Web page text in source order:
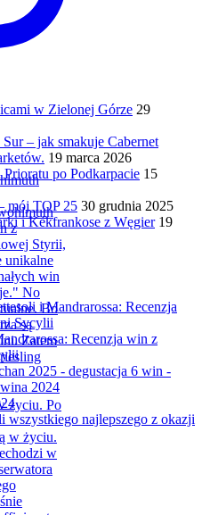
życiu. Po
w Zielonej Górze 29
– jak smakuje Cabernet
19 marca 2026
po Podkarpacie 15
mój TOP 25 30 grudnia 2025
i Kékfrankose z Węgier 19
i Mandrarossa: Recenzja
Sycylii
Recenzja win z
2025 - degustacja 6 win -
2024
wszystkiego najlepszego z okazji